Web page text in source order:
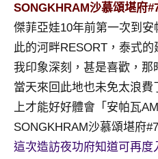
目
班
底、
景
節
目
主
持、
SONGKHRAM沙慕頌堪府
傑菲亞娃10年前第一次到
此的河畔RESORT，泰式
我印象深刻，甚是喜歡，
當天來回此地也未免太浪
上才能好好體會「安帕瓦
SONGKHRAM沙慕頌堪府
這次造訪夜功府知道可再度